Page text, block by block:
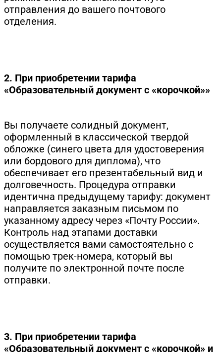
отправления до вашего почтового
отделения.
2. При приобретении тарифа
«Образовательный документ с «корочкой»»
Вы получаете солидный документ,
оформленный в классической твердой
обложке (синего цвета для удостоверения
или бордового для диплома), что
обеспечивает его презентабельный вид и
долговечность. Процедура отправки
идентична предыдущему тарифу: документ
направляется заказным письмом по
указанному адресу через «Почту России».
Контроль над этапами доставки
осуществляется вами самостоятельно с
помощью трек-номера, который вы
получите по электронной почте после
отправки.
3. При приобретении тарифа
«Образовательный документ с «корочкой» и